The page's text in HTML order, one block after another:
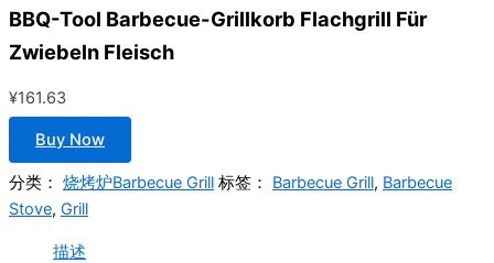
BBQ-Tool Barbecue-Grillkorb Flachgrill Für
Zwiebeln Fleisch
¥161.63
Buy Now
分类： 烧烤炉Barbecue Grill 标签： Barbecue Grill, Barbecue
Stove, Grill
描述